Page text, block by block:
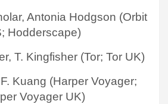
Antonia Hodgson (Orbit
Hodderscape)
T. Kingfisher (Tor; Tor UK)
Kuang (Harper Voyager;
Voyager UK)